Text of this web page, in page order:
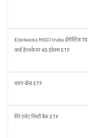
Edelweiss MSCI India डोमेस्टिक एंड
वर्ल्ड हेल्थकेयर 45 इंडेक्स ETF
भारत बॉन्ड ETF
मिरे एसेट निफ्टी बैंक ETF